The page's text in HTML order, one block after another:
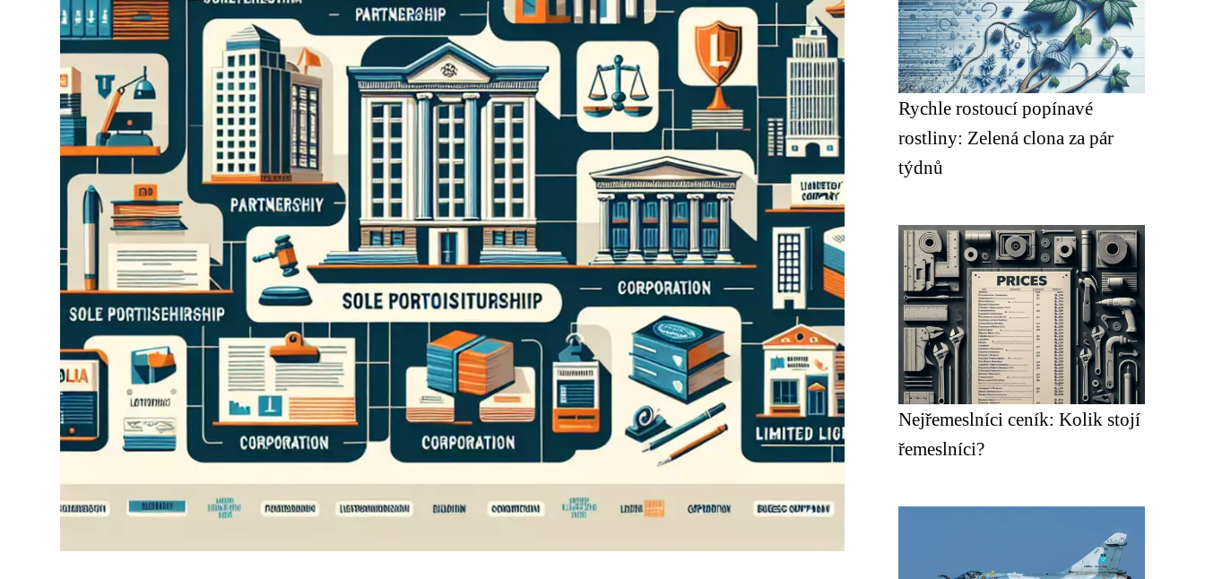
Rychle rostoucí popínavé
rostliny: Zelená clona za pár
týdnů
Nejřemeslníci ceník: Kolik stojí
řemeslníci?